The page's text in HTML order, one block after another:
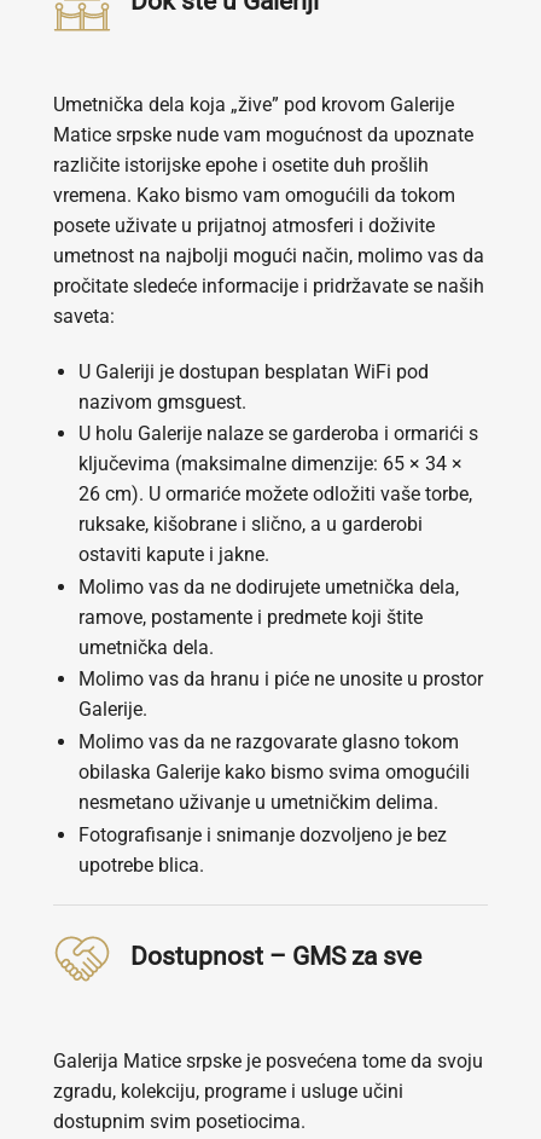
Umetnička dela koja „žive” pod krovom Galerije
Matice srpske nude vam mogućnost da upoznate
različite istorijske epohe i osetite duh prošlih
vremena. Kako bismo vam omogućili da tokom
posete uživate u prijatnoj atmosferi i doživite
umetnost na najbolji mogući način, molimo vas da
pročitate sledeće informacije i pridržavate se naših
saveta:
U Galeriji je dostupan besplatan WiFi pod
nazivom gmsguest.
U holu Galerije nalaze se garderoba i ormarići s
ključevima (maksimalne dimenzije: 65 × 34 ×
26 cm). U ormariće možete odložiti vaše torbe,
ruksake, kišobrane i slično, a u garderobi
ostaviti kapute i jakne.
Molimo vas da ne dodirujete umetnička dela,
ramove, postamente i predmete koji štite
umetnička dela.
Molimo vas da hranu i piće ne unosite u prostor
Galerije.
Molimo vas da ne razgovarate glasno tokom
obilaska Galerije kako bismo svima omogućili
nesmetano uživanje u umetničkim delima.
Fotografisanje i snimanje dozvoljeno je bez
upotrebe blica.
Dostupnost – GMS za sve
Galerija Matice srpske je posvećena tome da svoju
zgradu, kolekciju, programe i usluge učini
dostupnim svim posetiocima.